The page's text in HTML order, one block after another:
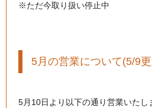
※ただ今取り扱い停止中
5月の営業について(5/9
5月10日より以下の通り営業いたし